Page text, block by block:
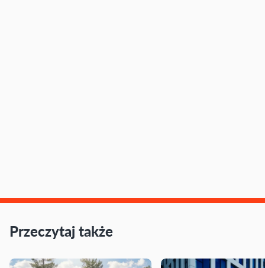
Przeczytaj także